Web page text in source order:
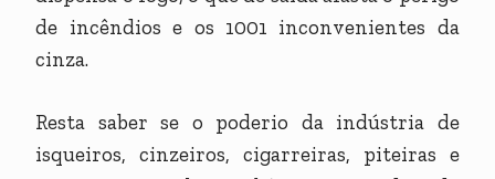
de incêndios e os 1001 inconvenientes da
cinza.
Resta saber se o poderio da indústria de
isqueiros, cinzeiros, cigarreiras, piteiras e